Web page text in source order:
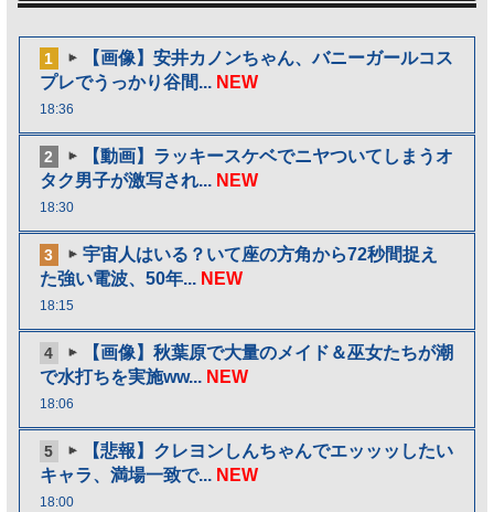
1
【画像】安井カノンちゃん、バニーガールコス
プレでうっかり谷間... NEW
18:36
2
【動画】ラッキースケベでニヤついてしまうオ
タク男子が激写され... NEW
18:30
3
宇宙人はいる？いて座の方角から72秒間捉え
た強い電波、50年... NEW
18:15
4
【画像】秋葉原で大量のメイド＆巫女たちが潮
で水打ちを実施ww... NEW
18:06
5
【悲報】クレヨンしんちゃんでエッッッしたい
キャラ、満場一致で... NEW
18:00